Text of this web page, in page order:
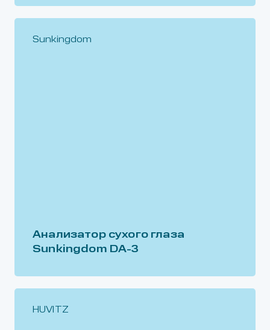
Sunkingdom
Анализатор сухого глаза
Sunkingdom DA-3
HUVITZ